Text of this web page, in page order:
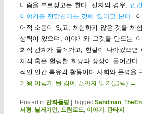
니즘을 부르짖고는 한다. 필자의 경우, 인
이야기를 전달한다는 것에 있다고 본다.
어적 소통이 있고, 체험하지 않은 것을 체
상력이 있으며, 이야기와 그것을 만드는
회적 관계가 들어가고, 현실이 나아갔으면
체적 혹은 헐렁한 희망과 상상이 들어간다
적인 인간 특유의 활동이며 사회와 문명을
기왕 이렇게 된 김에 끝까지 읽기(클릭) →
Posted in 만화품평 |Tagged Sandman,
서평, 닐게이먼, 드림로드, 이야기 , 판타지